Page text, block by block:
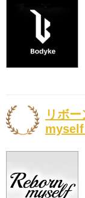
リボ
myself